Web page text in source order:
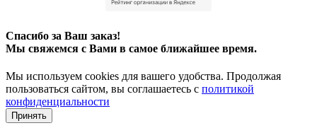
Спасибо за Ваш заказ!
Мы свяжемся с Вами в самое ближайшее время.
Мы используем cookies для вашего удобства. Продолжая
пользоваться сайтом, вы соглашаетесь с политикой
конфиденциальности
Принять